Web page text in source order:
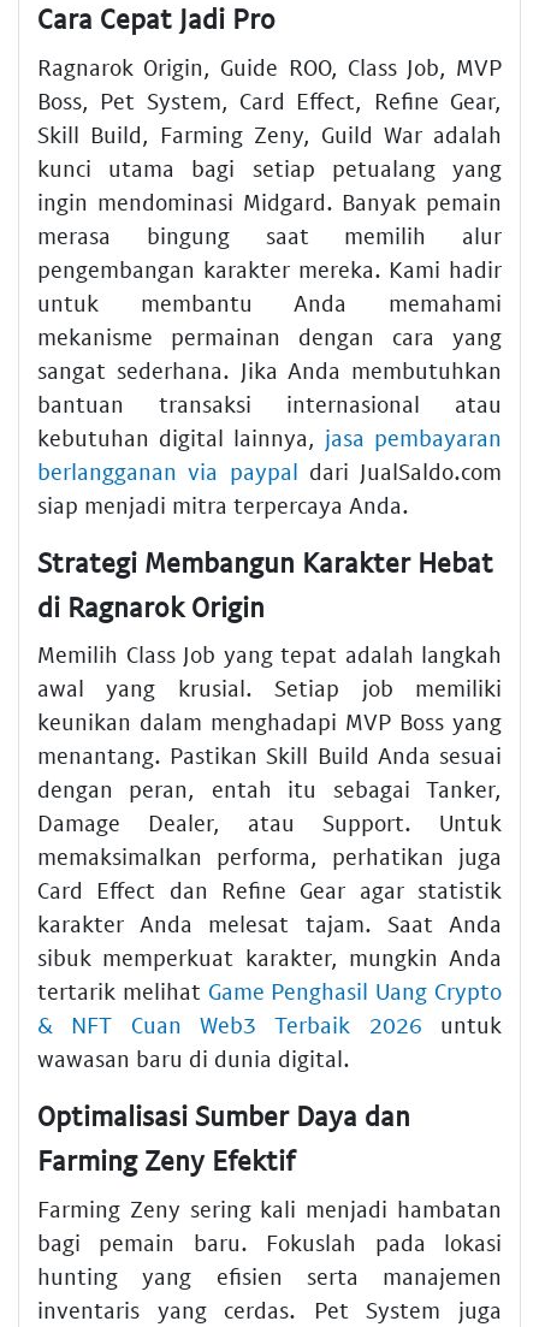
Cara Cepat Jadi Pro
Ragnarok Origin, Guide ROO, Class Job, MVP
Boss, Pet System, Card Effect, Refine Gear,
Skill Build, Farming Zeny, Guild War adalah
kunci utama bagi setiap petualang yang
ingin mendominasi Midgard. Banyak pemain
merasa bingung saat memilih alur
pengembangan karakter mereka. Kami hadir
untuk membantu Anda memahami
mekanisme permainan dengan cara yang
sangat sederhana. Jika Anda membutuhkan
bantuan transaksi internasional atau
kebutuhan digital lainnya, jasa pembayaran
berlangganan via paypal dari JualSaldo.com
siap menjadi mitra terpercaya Anda.
Strategi Membangun Karakter Hebat
di Ragnarok Origin
Memilih Class Job yang tepat adalah langkah
awal yang krusial. Setiap job memiliki
keunikan dalam menghadapi MVP Boss yang
menantang. Pastikan Skill Build Anda sesuai
dengan peran, entah itu sebagai Tanker,
Damage Dealer, atau Support. Untuk
memaksimalkan performa, perhatikan juga
Card Effect dan Refine Gear agar statistik
karakter Anda melesat tajam. Saat Anda
sibuk memperkuat karakter, mungkin Anda
tertarik melihat Game Penghasil Uang Crypto
& NFT Cuan Web3 Terbaik 2026 untuk
wawasan baru di dunia digital.
Optimalisasi Sumber Daya dan
Farming Zeny Efektif
Farming Zeny sering kali menjadi hambatan
bagi pemain baru. Fokuslah pada lokasi
hunting yang efisien serta manajemen
inventaris yang cerdas. Pet System juga